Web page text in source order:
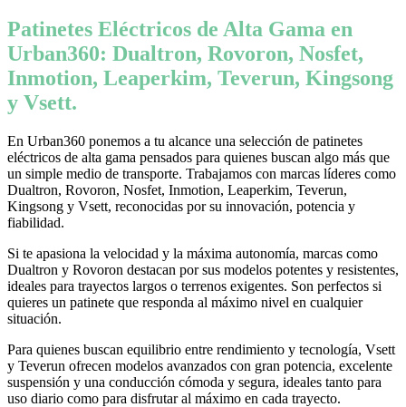
Patinetes Eléctricos de Alta Gama en
Urban360: Dualtron, Rovoron, Nosfet,
Inmotion, Leaperkim, Teverun, Kingsong
y Vsett.
En Urban360 ponemos a tu alcance una selección de patinetes
eléctricos de alta gama pensados para quienes buscan algo más que
un simple medio de transporte. Trabajamos con marcas líderes como
Dualtron, Rovoron, Nosfet, Inmotion, Leaperkim, Teverun,
Kingsong y Vsett, reconocidas por su innovación, potencia y
fiabilidad.
Si te apasiona la velocidad y la máxima autonomía, marcas como
Dualtron y Rovoron destacan por sus modelos potentes y resistentes,
ideales para trayectos largos o terrenos exigentes. Son perfectos si
quieres un patinete que responda al máximo nivel en cualquier
situación.
Para quienes buscan equilibrio entre rendimiento y tecnología, Vsett
y Teverun ofrecen modelos avanzados con gran potencia, excelente
suspensión y una conducción cómoda y segura, ideales tanto para
uso diario como para disfrutar al máximo en cada trayecto.